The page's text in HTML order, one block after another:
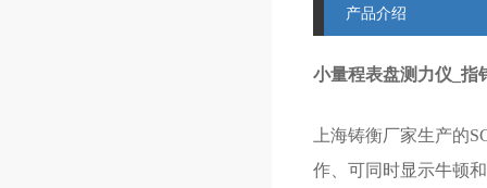
产品介绍
小量程表盘测力仪_指
上海铸衡厂家生产的
作、可同时显示牛顿